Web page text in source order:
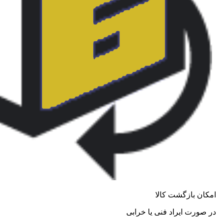
امکان بازگشت کالا
در صورت ایراد فنی یا خرابی